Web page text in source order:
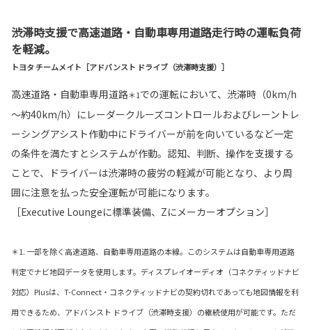
渋滞時支援で高速道路・自動車専用道路走行時の運転負荷
を軽減。
トヨタ チームメイト［アドバンスト ドライブ（渋滞時支援）］
高速道路・自動車専用道路＊1での運転において、渋滞時（0km/h
～約40km/h）にレーダークルーズコントロールおよびレーントレ
ーシングアシスト作動中にドライバーが前を向いているなど一定
の条件を満たすとシステムが作動。認知、判断、操作を支援する
ことで、ドライバーは渋滞時の疲労の軽減が可能となり、より周
囲に注意を払った安全運転が可能になります。
［Executive Loungeに標準装備、Zにメーカーオプション］
＊1. 一部を除く高速道路、自動車専用道路の本線。このシステムは自動車専用道路
判定でナビ地図データを使用します。ディスプレイオーディオ（コネクティッドナビ
対応）Plusは、T-Connect・コネクティッドナビの契約切れであっても地図情報を利
用できるため、アドバンスト ドライブ（渋滞時支援）の継続使用が可能です。ただ